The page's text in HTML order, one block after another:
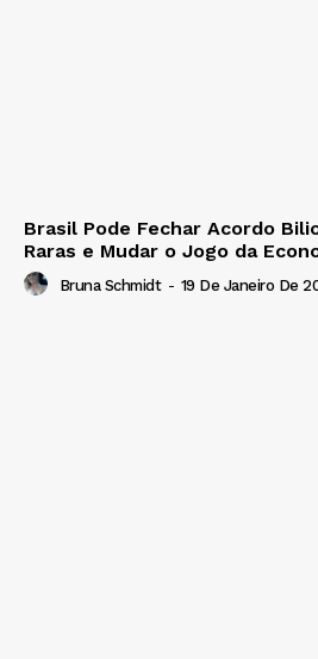
Brasil Pode Fechar Acordo
Raras e Mudar o Jogo da
Bruna Schmidt - 19 De Janeiro De